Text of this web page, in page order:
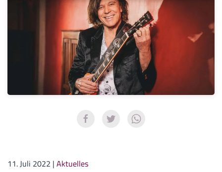
11. Juli 2022 | Aktuelles